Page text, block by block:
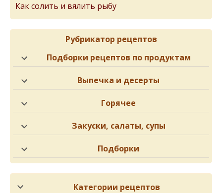
Как солить и вялить рыбу
Рубрикатор рецептов
Подборки рецептов по продуктам
Выпечка и десерты
Горячее
Закуски, салаты, супы
Подборки
Категории рецептов